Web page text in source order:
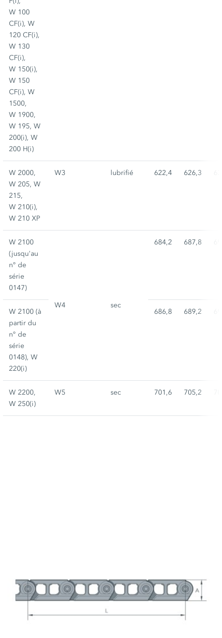
W 100
CF(i), W
120 CF(i),
W 130
CF(i),
W 150(i),
W 150
CF(i), W
1500,
W 1900,
W 195, W
200(i), W
200 H(i)
W 2000,
W 205, W
215,
W 210(i),
W 210 XP
W3 lubrifié 622,4 626,3
W 2100
(jusqu'au
n° de
série
0147)
W4 sec
684,2 687,8
W 2100 (à
partir du
n° de
série
0148), W
220(i)
686,8 689,2
W 2200,
W 250(i)
W5 sec 701,6 705,2